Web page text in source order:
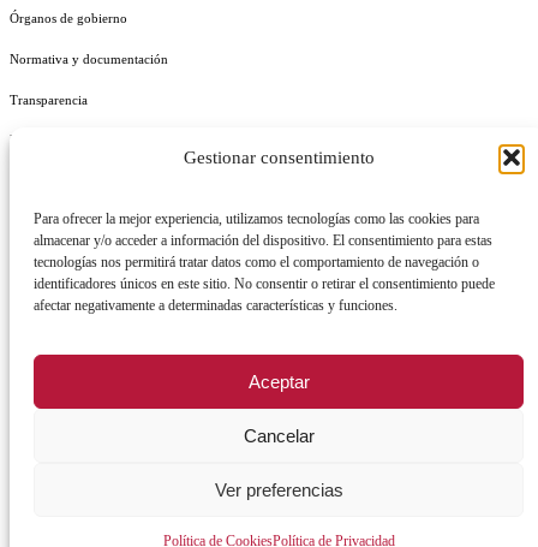
Gestionar consentimiento
Para ofrecer la mejor experiencia, utilizamos tecnologías como las cookies para
almacenar y/o acceder a información del dispositivo. El consentimiento para estas
tecnologías nos permitirá tratar datos como el comportamiento de navegación o
identificadores únicos en este sitio. No consentir o retirar el consentimiento puede
afectar negativamente a determinadas características y funciones.
Aceptar
Cancelar
Ver preferencias
Política de CookiesPolítica de Privacidad
Órganos de gobierno
Normativa y documentación
Transparencia
Perfil del contratante
Identidad Corporativa
AVISO LEGAL
POLÍTICA DE SEGURIDAD